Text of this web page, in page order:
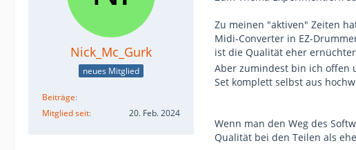
Nick_Mc_Gurk
neues Mitglied
Beiträge
Mitglied seit
20. Feb. 2024
Zu meinen "aktiven" Zeiten
Midi-Converter in EZ-
ist die Qualität eher
Aber zumindest bin ich offen
Set komplett selbst aus
Wenn man den Weg des
Qualität bei den Teilen als